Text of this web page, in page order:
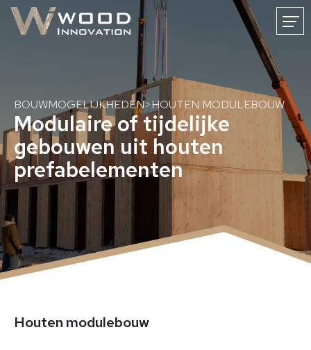
NIEUWS
WOODINNOVATION
CARRIERE
CONTACT
FR DE
Duurzame houten constructies
Bouwen met massief hout
Constructies uit massief CLT-hout
CLT-oppervlaktekwaliteiten
Bouwmogelijkheden
BOUWMOGELIJKHEDEN>HOUTEN MODULEBOUW
Modulaire of tijdelijke
gebouwen uit houten
prefabelementen
Houten modulebouw